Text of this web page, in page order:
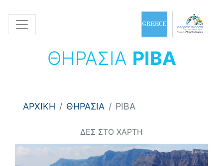
ΘΗΡΑΣΙΑ ΡΙΒΑ
ΑΡΧΙΚΗ ΘΗΡΑΣΙΑ ΡΙΒΑ
ΔΕΣ ΣΤΟ ΧΑΡΤΗ